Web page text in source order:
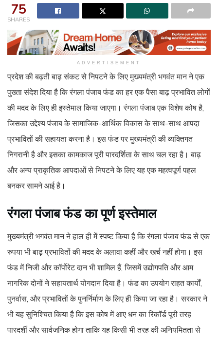
75
SHARES
ADVERTISEMENT
प्रदेश की बढ़ती बाढ़ संकट से निपटने के लिए मुख्यमंत्री भगवंत मान ने एक
पुख्ता संदेश दिया है कि रंगला पंजाब फंड का हर एक पैसा बाढ़ प्रभावित लोगों
की मदद के लिए ही इस्तेमाल किया जाएगा। रंगला पंजाब एक विशेष कोष है,
जिसका उद्देश्य पंजाब के सामाजिक-आर्थिक विकास के साथ-साथ आपदा
प्रभावितों की सहायता करना है। इस फंड पर मुख्यमंत्री की व्यक्तिगत
निगरानी है और इसका कामकाज पूरी पारदर्शिता के साथ चल रहा है। बाढ़
और अन्य प्राकृतिक आपदाओं से निपटने के लिए यह एक महत्वपूर्ण पहल
बनकर सामने आई है।
रंगला पंजाब फंड का पूर्ण इस्तेमाल
मुख्यमंत्री भगवंत मान ने हाल ही में स्पष्ट किया है कि रंगला पंजाब फंड से एक
रुपया भी बाढ़ प्रभावितों की मदद के अलावा कहीं और खर्च नहीं होगा। इस
फंड में निजी और कॉर्पोरेट दान भी शामिल हैं, जिसमें उद्योगपति और आम
नागरिक दोनों ने सहायतार्थ योगदान दिया है। फंड का उपयोग राहत कार्यों,
पुनर्वास, और प्रभावितों के पुनर्निर्माण के लिए ही किया जा रहा है। सरकार ने
भी यह सुनिश्चित किया है कि इस कोष में आए धन का रिकॉर्ड पूरी तरह
पारदर्शी और सार्वजनिक होगा ताकि यह किसी भी तरह की अनियमितता से